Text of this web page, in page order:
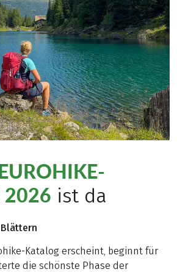
2026 ist da
Katalog erscheint, beginnt für
die schönste Phase der